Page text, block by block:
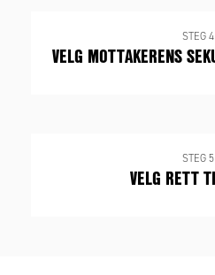
STEG 4
VELG MOTTAKERENS
STEG 5
VELG RETT